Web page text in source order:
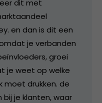
dit met
en dan is dit een
je verbanden
groei
je weet op welke
moet drukken. de
bij je klanten, waar